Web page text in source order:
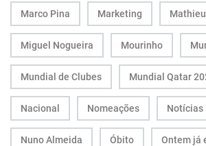
Marco Pina Marketing Mathieu
Miguel Nogueira Mourinho
Mundial de Clubes Mundial Qatar
Nacional Nomeações Notícias
Nuno Almeida Óbito Ontem já